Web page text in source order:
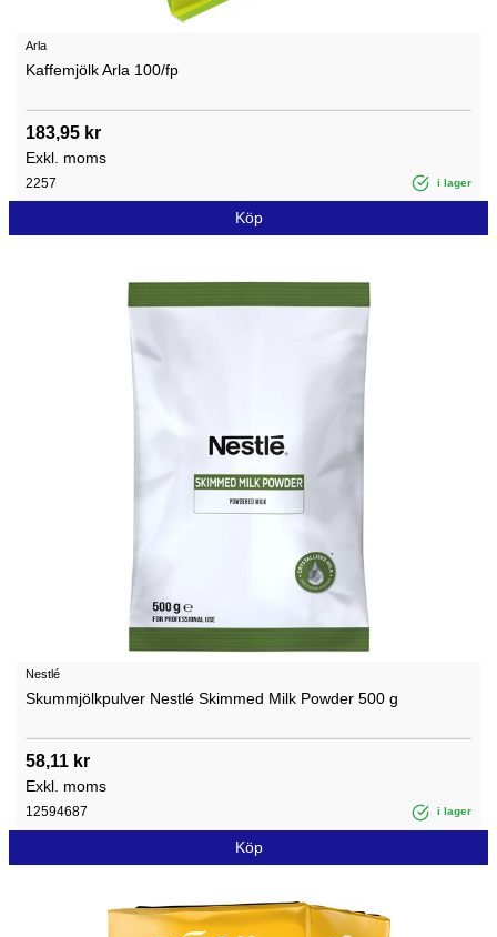
Arla
Kaffemjölk Arla 100/fp
183,95 kr
Exkl. moms
2257 i lager
Köp
Nestlé
Skummjölkpulver Nestlé Skimmed Milk Powder 500 g
58,11 kr
Exkl. moms
12594687 i lager
Köp